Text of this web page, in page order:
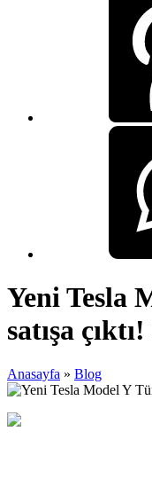
Yeni Tesla
satışa
Anasayfa » Blog